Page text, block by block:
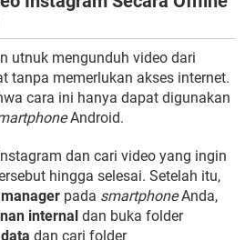
utnuk mengunduh video dari
tanpa memerlukan akses internet.
cara ini hanya dapat digunakan
Android.
dan cari video yang ingin
hingga selesai. Setelah itu,
pada smartphoneAnda,
internal dan buka folder
data dan cari folder